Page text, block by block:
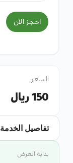
السعر
150 ريال
تفاصيل الخدمة
بداية العرض
احجز الان